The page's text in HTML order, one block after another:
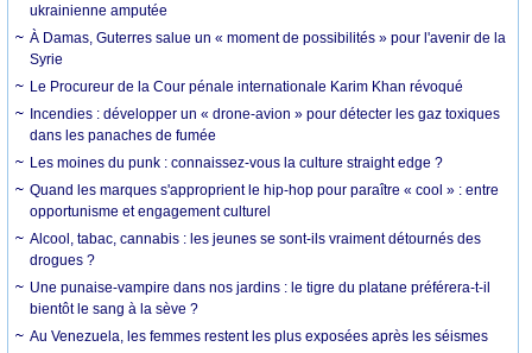
ukrainienne amputée
À Damas, Guterres salue un « moment de possibilités » pour l'avenir de la
Syrie
Le Procureur de la Cour pénale internationale Karim Khan révoqué
Incendies : développer un « drone-avion » pour détecter les gaz toxiques
dans les panaches de fumée
Les moines du punk : connaissez-vous la culture straight edge ?
Quand les marques s'approprient le hip-hop pour paraître « cool » : entre
opportunisme et engagement culturel
Alcool, tabac, cannabis : les jeunes se sont-ils vraiment détournés des
drogues ?
Une punaise-vampire dans nos jardins : le tigre du platane préférera-t-il
bientôt le sang à la sève ?
Au Venezuela, les femmes restent les plus exposées après les séismes